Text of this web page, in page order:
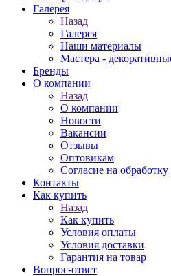
Галерея
Назад
Галерея
Наши материалы
Мастера -
Бренды
О компании
Назад
О компании
Новости
Вакансии
Отзывы
Оптовикам
Cогласие на
Контакты
Как купить
Назад
Как купить
Условия оплаты
Условия доставки
Гарантия на товар
Вопрос-ответ